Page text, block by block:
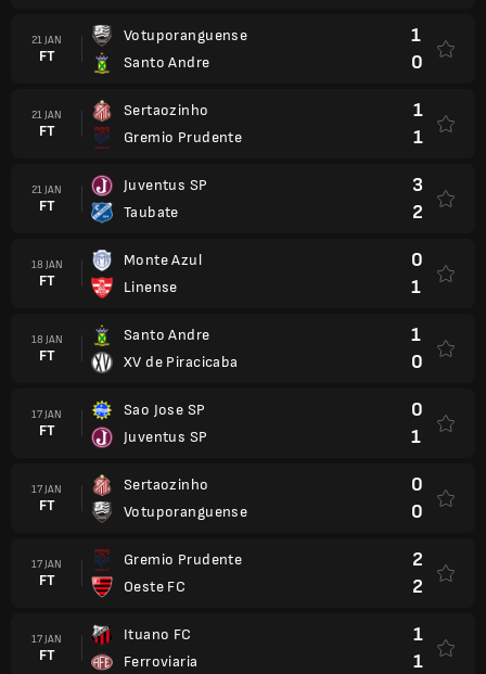
21 JAN
FT
Votuporanguense
Santo Andre
1
0
21 JAN
FT
Sertaozinho
Gremio Prudente
1
1
21 JAN
FT
Juventus SP
Taubate
3
2
18 JAN
FT
Monte Azul
Linense
0
1
18 JAN
FT
Santo Andre
XV de Piracicaba
1
0
17 JAN
FT
Sao Jose SP
Juventus SP
0
1
17 JAN
FT
Sertaozinho
Votuporanguense
0
0
17 JAN
FT
Gremio Prudente
Oeste FC
2
2
17 JAN
FT
Ituano FC
Ferroviaria
1
1